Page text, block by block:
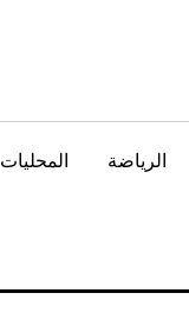
الرياضة المحليات